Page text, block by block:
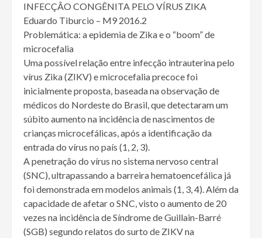
INFECÇÃO CONGÊNITA PELO VÍRUS ZIKA
Eduardo Tiburcio – M9 2016.2
Problemática: a epidemia de Zika e o “boom” de
microcefalia
Uma possível relação entre infecção intrauterina pelo
vírus Zika (ZIKV) e microcefalia precoce foi
inicialmente proposta, baseada na observação de
médicos do Nordeste do Brasil, que detectaram um
súbito aumento na incidência de nascimentos de
crianças microcefálicas, após a identificação da
entrada do vírus no país (1, 2, 3).
A penetração do vírus no sistema nervoso central
(SNC), ultrapassando a barreira hematoencefálica já
foi demonstrada em modelos animais (1, 3, 4). Além da
capacidade de afetar o SNC, visto o aumento de 20
vezes na incidência de Síndrome de Guillain-Barré
(SGB) segundo relatos do surto de ZIKV na